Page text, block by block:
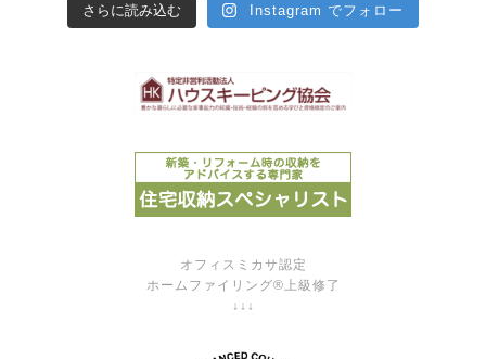
さらに読み込む Instagram でフォロー
オフィスミカサ認定
ホームファイリング®上級修了
↓↓↓